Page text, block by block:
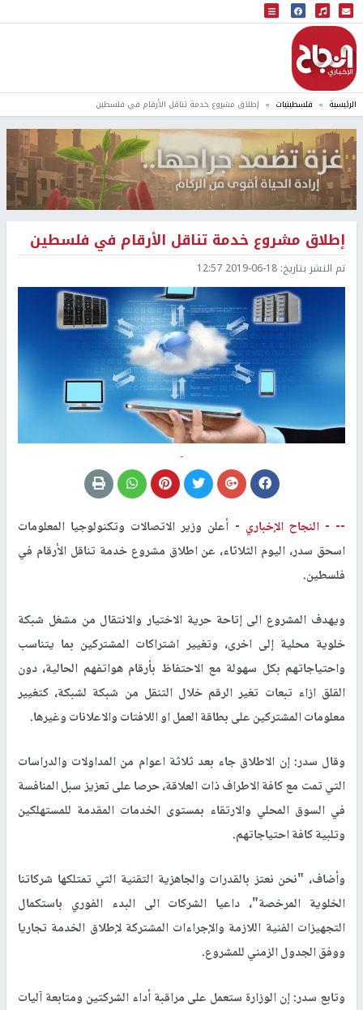
البث المباشر
إذاعة النجاح
الرئيسية فلسطينيات إطلاق مشروع خدمة تناقل الأرقام في فلسطين
إطلاق مشروع خدمة تناقل الأرقام في فلسطين
تم النشر بتاريخ: 2019-06-18 12:57
-
-- -النجاح الإخباري - أعلن وزير الاتصالات وتكنولوجيا المعلومات
اسحق سدر، اليوم الثلاثاء، عن اطلاق مشروع خدمة تناقل الأرقام في
فلسطين.
ويهدف المشروع الى إتاحة حرية الاختيار والانتقال من مشغل شبكة
خلوية محلية إلى اخرى، وتغيير اشتراكات المشتركين بما يتناسب
واحتياجاتهم بكل سهولة مع الاحتفاظ بأرقام هواتفهم الحالية، دون
القلق ازاء تبعات تغير الرقم خلال التنقل من شبكة لشبكة، كتغيير
معلومات المشتركين على بطاقة العمل او اللافتات والاعلانات وغيرها.
وقال سدر: إن الاطلاق جاء بعد ثلاثة اعوام من المداولات والدراسات
التي تمت مع كافة الاطراف ذات العلاقة، حرصا على تعزيز سبل المنافسة
في السوق المحلي والارتقاء بمستوى الخدمات المقدمة للمستهلكين
وتلبية كافة احتياجاتهم.
وأضاف، "نحن نعتز بالقدرات والجاهزية التقنية التي تمتلكها شركاتنا
الخلوية المرخصة"، داعيا الشركات الى البدء الفوري باستكمال
التجهيزات الفنية اللازمة والإجراءات المشتركة لإطلاق الخدمة تجاريا
ووفق الجدول الزمني للمشروع.
وتابع سدر: إن الوزارة ستعمل على مراقبة أداء الشركتين ومتابعة آليات